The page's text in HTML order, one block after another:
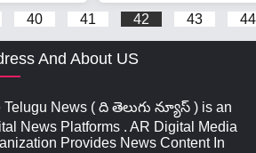
40 41 42 43 44
And About US
Telugu News ( ది తెలుగు న్యూస్‌ ) is an
News Platforms . AR Digital Media
Provides News Content In